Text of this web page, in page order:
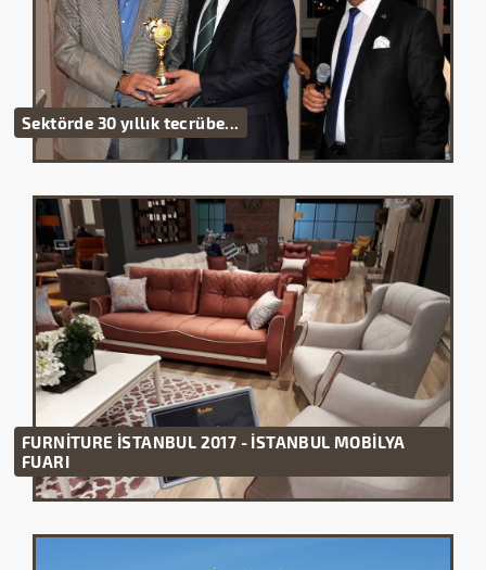
Sektörde 30 yıllık tecrübe...
FURNİTURE İSTANBUL 2017 - İSTANBUL MOBİLYA
FUARI